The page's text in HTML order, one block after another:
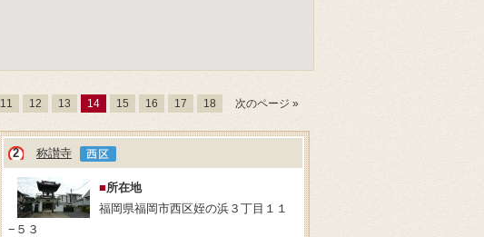
11 12 13 14 15 16 17 18 次のページ »
2 称讃寺
■所在地
福岡県福岡市西区姪の浜３丁目１１
−５３